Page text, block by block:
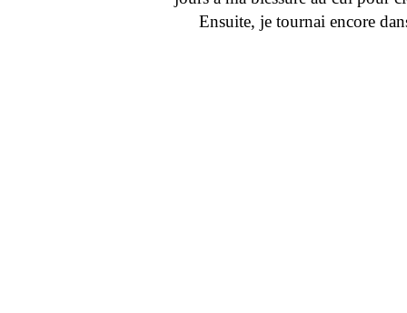
Ensuite, je tournai encore